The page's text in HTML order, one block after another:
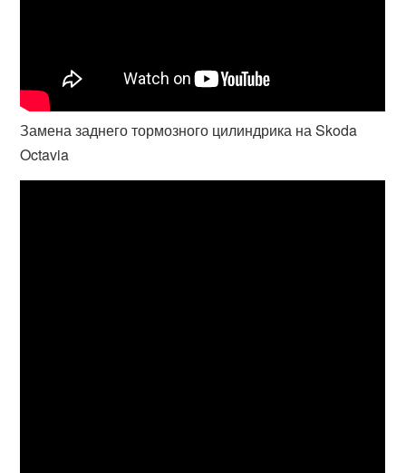
Замена заднего тормозного цилиндрика на Skoda
Octavia